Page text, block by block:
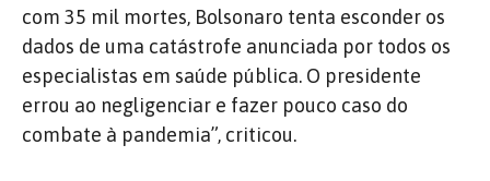
com 35 mil mortes, Bolsonaro tenta esconder os
dados de uma catástrofe anunciada por todos os
especialistas em saúde pública. O presidente
errou ao negligenciar e fazer pouco caso do
combate à pandemia”, criticou.